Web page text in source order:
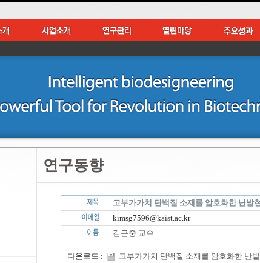
연구동향
고부가가치 단백질 소재를 암호화한 난발
kimsg7596@kaist.ac.kr
김근중 교수
다운로드 : 고부가가치 단백질 소재를 암호화한 난